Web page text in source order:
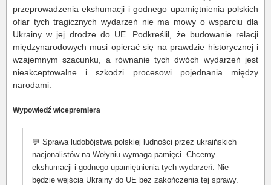
przeprowadzenia ekshumacji i godnego upamiętnienia polskich
ofiar tych tragicznych wydarzeń nie ma mowy o wsparciu dla
Ukrainy w jej drodze do UE. Podkreślił, że budowanie relacji
międzynarodowych musi opierać się na prawdzie historycznej i
wzajemnym szacunku, a równanie tych dwóch wydarzeń jest
nieakceptowalne i szkodzi procesowi pojednania między
narodami.
Wypowiedź wicepremiera
💬 Sprawa ludobójstwa polskiej ludności przez ukraińskich
nacjonalistów na Wołyniu wymaga pamięci. Chcemy
ekshumacji i godnego upamiętnienia tych wydarzeń. Nie
będzie wejścia Ukrainy do UE bez zakończenia tej sprawy.